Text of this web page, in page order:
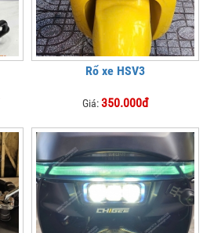
Rổ xe HSV3
Giá:350.000đ